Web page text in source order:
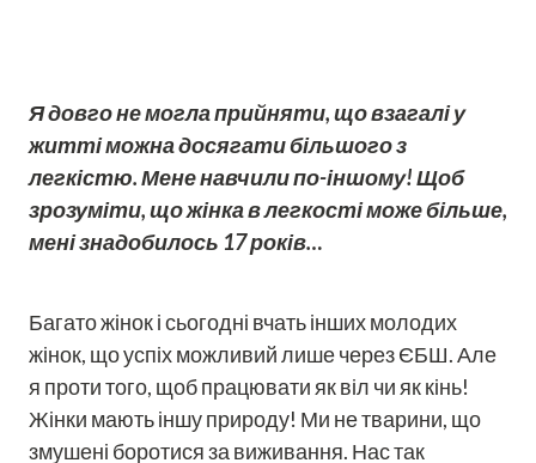
Я довго не могла прийняти, що взагалі у
житті можна досягати більшого з
легкістю. Мене навчили по-іншому! Щоб
зрозуміти, що жінка в легкості може більше,
мені знадобилось 17 років…
Багато жінок і сьогодні вчать інших молодих
жінок, що успіх можливий лише через ЄБШ. Але
я проти того, щоб працювати як віл чи як кінь!
Жінки мають іншу природу! Ми не тварини, що
змушені боротися за виживання. Нас так